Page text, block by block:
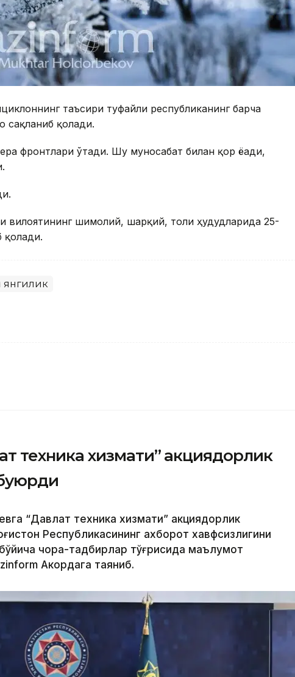
таъсири туфайли республиканинг барча
сақланиб қолади.
фронтлари ўтади. Шу муносабат билан қор ёғади,
вилоятининг шимолий, шарқий, тоғли ҳудудларида 25-
қолади.
янгилик
техника хизмати” акциядорлик
“Давлат техника хизмати” акциядорлик
Республикасининг ахборот хавфсизлигини
чора-тадбирлар тўғрисида маълумот
Акордага таяниб.